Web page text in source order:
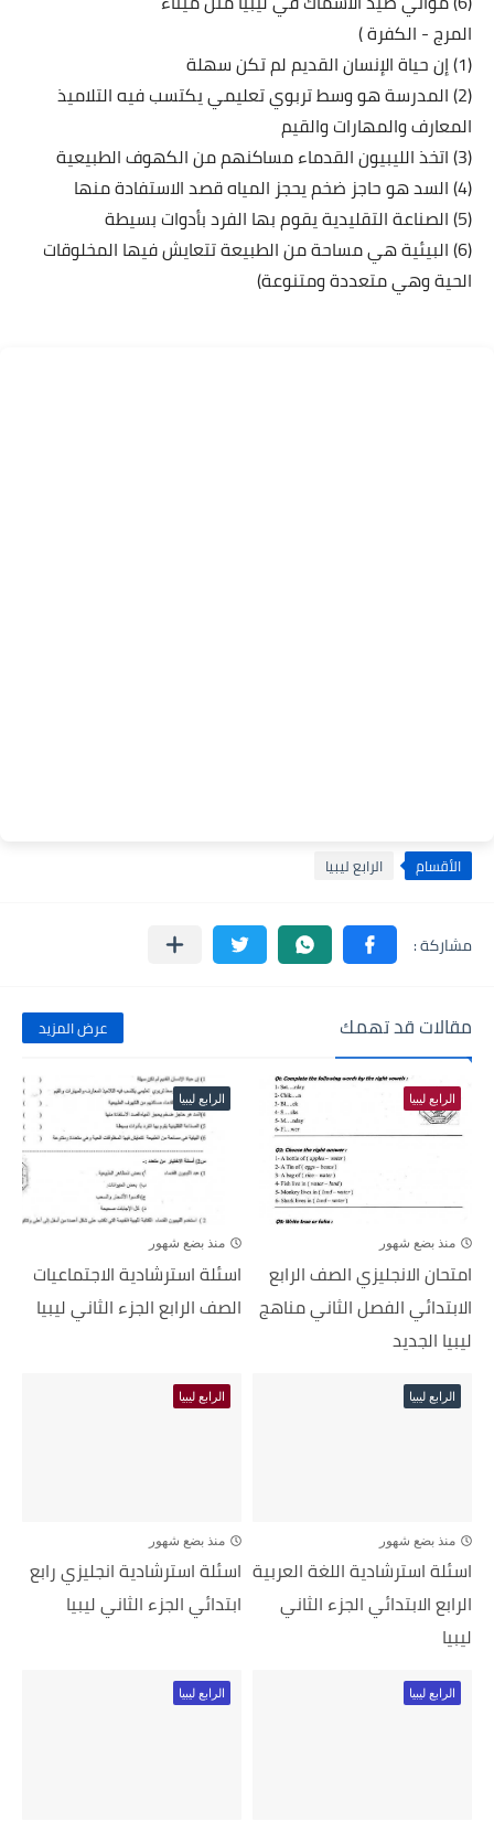
المرج - الكفرة )
(1) إن حياة الإنسان القديم لم تكن سهلة
(2) المدرسة هو وسط تربوي تعليمي يكتسب فيه التلاميذ
المعارف والمهارات والقيم
(3) اتخذ الليبيون القدماء مساكنهم من الكهوف الطبيعية
(4) السد هو حاجز ضخم يحجز المياه قصد الاستفادة منها
(5) الصناعة التقليدية يقوم بها الفرد بأدوات بسيطة
(6) البيئية هي مساحة من الطبيعة تتعايش فيها المخلوقات
الحية وهي متعددة ومتنوعة)
الأقسام الرابع ليبيا
مقالات قد تهمك عرض المزيد
الرابع ليبيا
منذ بضع شهور
امتحان الانجليزي الصف الرابع
الابتدائي الفصل الثاني مناهج
ليبيا الجديد
الرابع ليبيا
منذ بضع شهور
اسئلة استرشادية الاجتماعيات
الصف الرابع الجزء الثاني ليبيا
الرابع ليبيا
منذ بضع شهور
اسئلة استرشادية اللغة العربية
الرابع الابتدائي الجزء الثاني
ليبيا
الرابع ليبيا
منذ بضع شهور
اسئلة استرشادية انجليزي رابع
ابتدائي الجزء الثاني ليبيا
الرابع ليبيا الرابع ليبيا